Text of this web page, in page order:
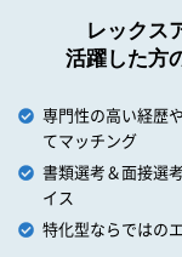
レックス
活躍した方
専門性の高い経歴
てマッチング
書類選考＆面接選
イス
特化型ならではの